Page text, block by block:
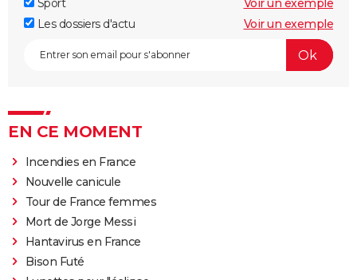
Sport
Voir un exemple
Les dossiers d'actu
Voir un exemple
EN CE MOMENT
Incendies en France
Nouvelle canicule
Tour de France femmes
Mort de Jorge Messi
Hantavirus en France
Bison Futé